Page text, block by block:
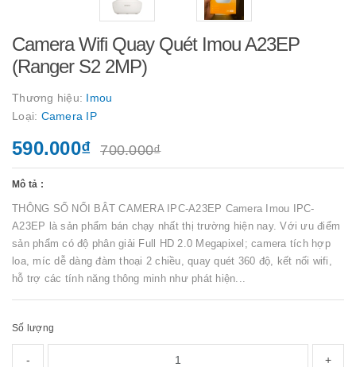
Camera Wifi Quay Quét Imou A23EP
(Ranger S2 2MP)
Thương hiệu: Imou
Loại: Camera IP
590.000₫ 700.000₫
Mô tả :
THÔNG SỐ NỔI BÂT CAMERA IPC-A23EP Camera Imou IPC-
A23EP là sản phẩm bán chạy nhất thị trường hiện nay. Với ưu điểm
sản phẩm có độ phân giải Full HD 2.0 Megapixel; camera tích hợp
loa, míc dễ dàng đàm thoại 2 chiều, quay quét 360 độ, kết nối wifi,
hỗ trợ các tính năng thông minh như phát hiện...
Số lượng
- +